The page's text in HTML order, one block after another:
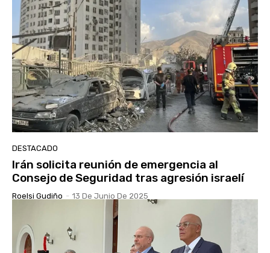
DESTACADO
Irán solicita reunión de emergencia al
Consejo de Seguridad tras agresión israelí
Roelsi Gudiño - 13 De Junio De 2025